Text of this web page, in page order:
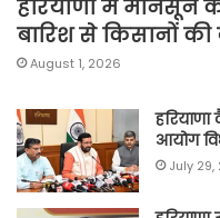
हरियाणा में मानसून
बारिश से किसानों की
August 1, 2026
आयोग
July 29,